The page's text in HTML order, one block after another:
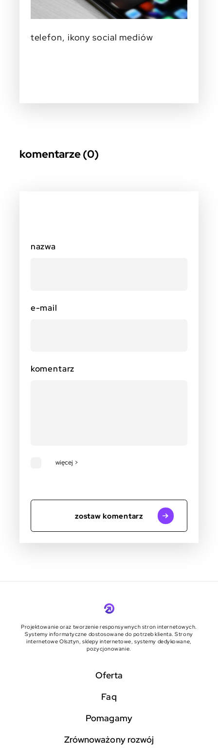
telefon, ikony social mediów
komentarze (0)
komentarz
więcej >
nazwa
e-mail
zostaw komentarz
Projektowanie oraz tworzenie responsywnych stron internetowych.
Systemy informatyczne dostosowane do potrzeb klienta. Strony
internetowe Olsztyn, sklepy internetowe, systemy dedykowane,
pozycjonowanie.
Oferta
faq
pomagamy
zrównoważony rozwój